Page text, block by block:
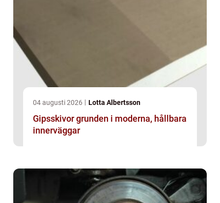
04 augusti 2026 Lotta Albertsson
Gipsskivor grunden i moderna, hållbara
innerväggar